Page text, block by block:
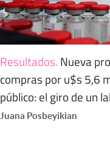
Resultados. Nueva
compras por u$s 5,6
público: el giro de un
Juana Posbeyikian